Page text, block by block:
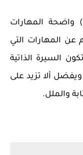
يجب أن تكون السيرة الذاتية (CV) واضحة المهارات
عن المهارات التي
السيرة الذاتية
ويفضل ألا تزيد على
والملل.